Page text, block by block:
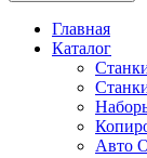
Главная
Каталог
Авто